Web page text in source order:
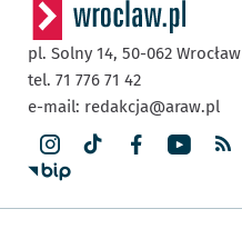
pl. Solny 14, 50-062 Wrocław
tel. 71 776 71 42
e-mail: redakcja@araw.pl